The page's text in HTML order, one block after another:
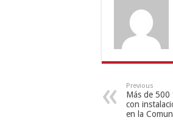
Previous
Más de 500
con
en la